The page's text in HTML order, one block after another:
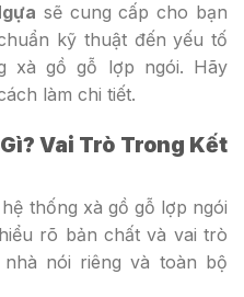
sẽ cung cấp cho bạn
kỹ thuật đến yếu tố
xà gồ gỗ lợp ngói. Hãy
làm chi tiết.
Vai Trò Trong Kết
thống xà gồ gỗ lợp ngói
rõ bản chất và vai trò
nói riêng và toàn bộ